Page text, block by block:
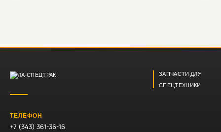
ЗАПЧАСТИ ДЛЯ
СПЕЦТЕХНИКИ
ТЕЛЕФОН
+7 (343) 361-36-16